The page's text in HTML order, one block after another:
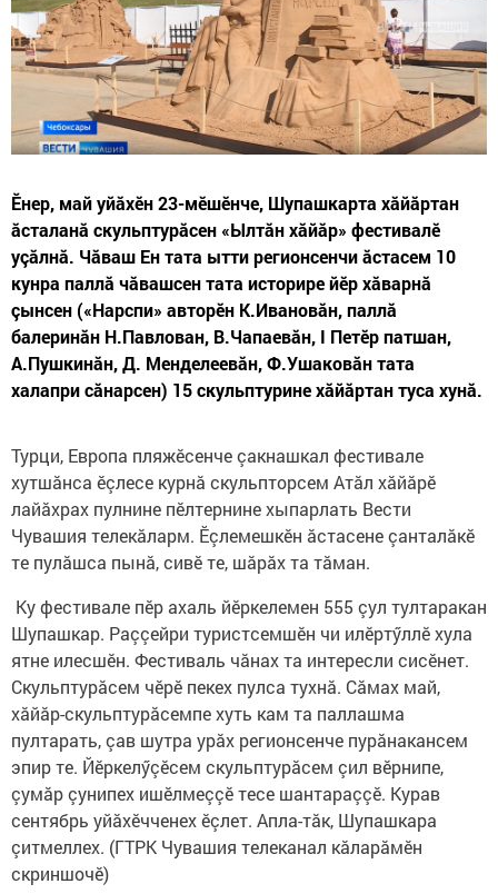
Ӗнер, май уйăхӗн 23-мӗшӗнче, Шупашкарта хăйăртан
ăсталанă скульптурăсен «Ылтăн хăйăр» фестивалӗ
уçăлнă. Чăваш Ен тата ытти регионсенчи ăстасем 10
кунра паллă чăвашсен тата историре йӗр хăварнă
çынсен («Нарспи» авторӗн К.Ивановăн, паллă
балеринăн Н.Павлован, В.Чапаевăн, I Петӗр патшан,
А.Пушкинăн, Д. Менделеевăн, Ф.Ушаковăн тата
халапри сăнарсен) 15 скульптурине хăйăртан туса хунă.
Турци, Европа пляжӗсенче çакнашкал фестивале
хутшăнса ӗçлесе курнă скульпторсем Атăл хăйăрӗ
лайăхрах пулнине пӗлтернине хыпарлать Вести
Чувашия телекăларм. Ӗçлемешкӗн ăстасене çанталăкӗ
те пулăшса пынă, сивӗ те, шăрăх та тăман.
Ку фестивале пӗр ахаль йӗркелемен 555 çул тултаракан
Шупашкар. Раççейри туристсемшӗн чи илӗртӳллӗ хула
ятне илесшӗн. Фестиваль чăнах та интересли сисӗнет.
Скульптурăсем чӗрӗ пекех пулса тухнă. Сăмах май,
хăйăр-скульптурăсемпе хуть кам та паллашма
пултарать, çав шутра урăх регионсенче пурăнакансем
эпир те. Йӗркелӳçӗсем скульптурăсем çил вӗрнипе,
çумăр çунипех ишӗлмеççӗ тесе шантараççӗ. Курав
сентябрь уйăхӗчченех ӗçлет. Апла-тăк, Шупашкара
çитмеллех. (ГТРК Чувашия телеканал кăларăмӗн
скриншочӗ)